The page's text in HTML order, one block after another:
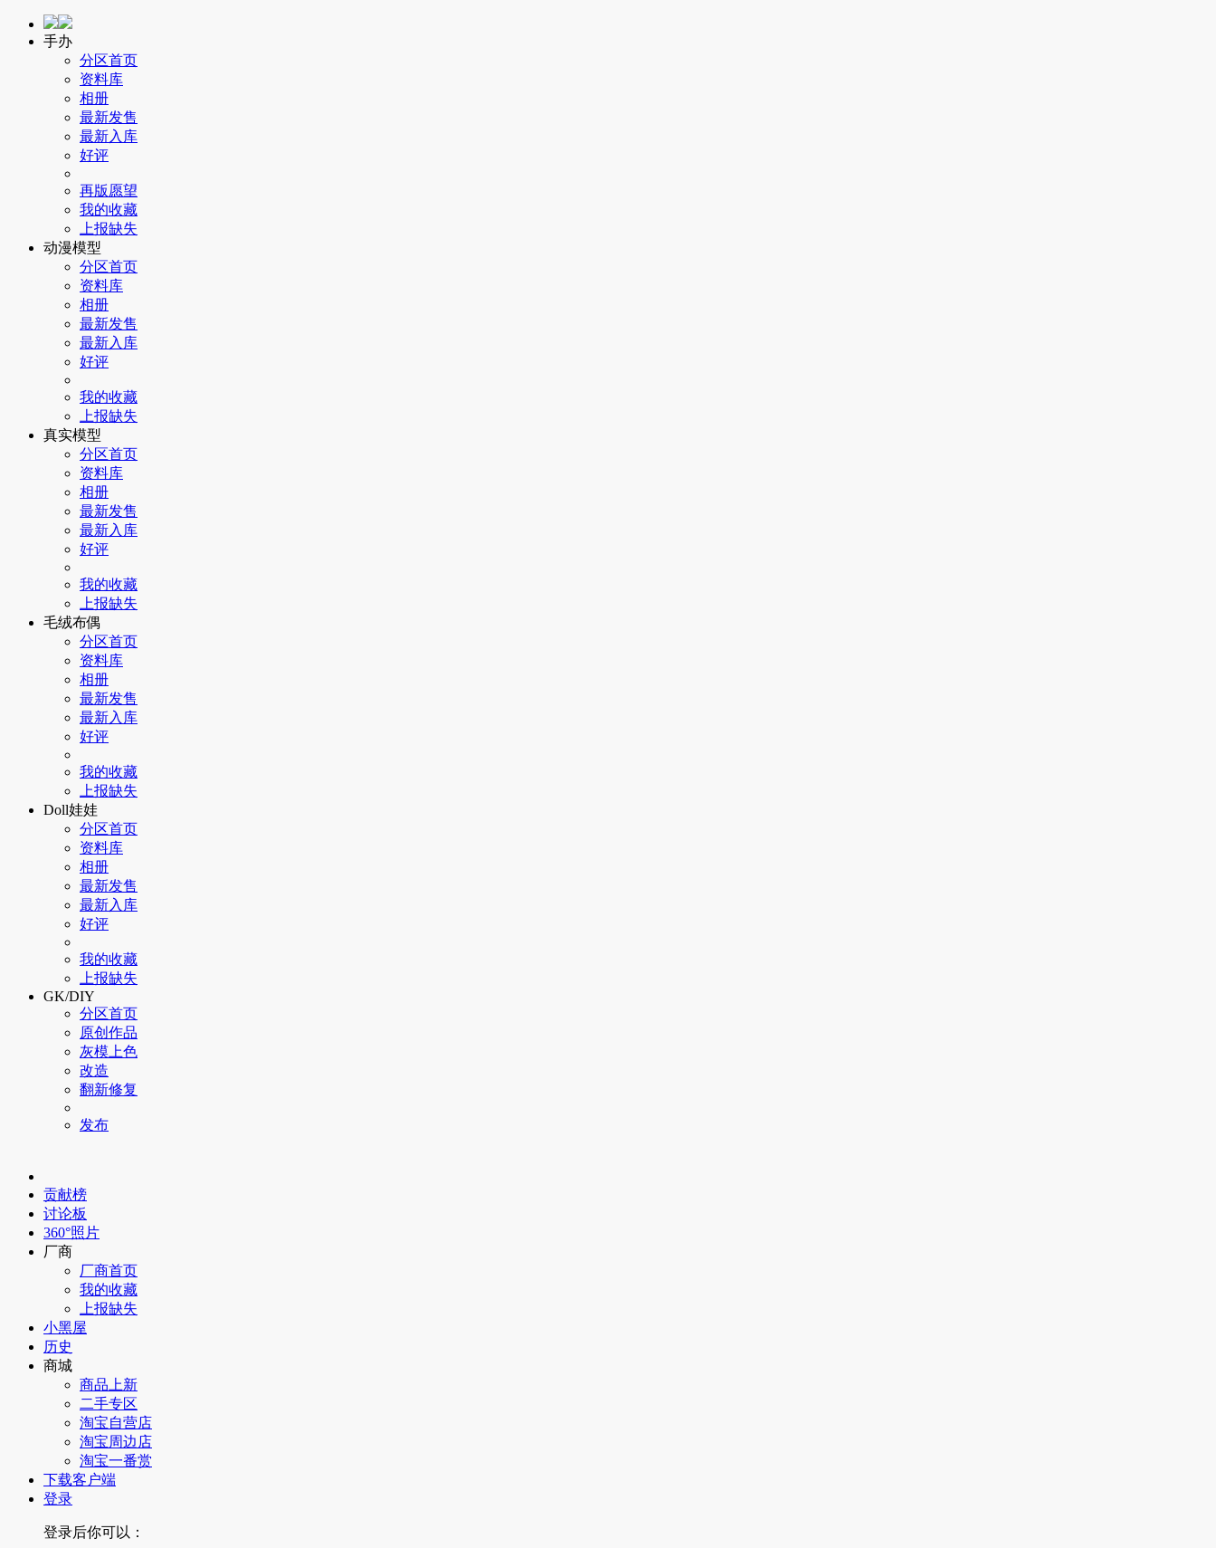
手办
分区首页
资料库
相册
最新发售
最新入库
好评
再版愿望
我的收藏
上报缺失
动漫模型
分区首页
资料库
相册
最新发售
最新入库
好评
我的收藏
上报缺失
真实模型
分区首页
资料库
相册
最新发售
最新入库
好评
我的收藏
上报缺失
毛绒布偶
分区首页
资料库
相册
最新发售
最新入库
好评
我的收藏
上报缺失
Doll娃娃
分区首页
资料库
相册
最新发售
最新入库
好评
我的收藏
上报缺失
GK/DIY
分区首页
原创作品
灰模上色
改造
翻新修复
发布
贡献榜
讨论板
360°照片
厂商
厂商首页
我的收藏
上报缺失
小黑屋
历史
商城
商品上新
二手专区
淘宝自营店
淘宝周边店
淘宝一番赏
下载客户端
登录
登录后你可以：